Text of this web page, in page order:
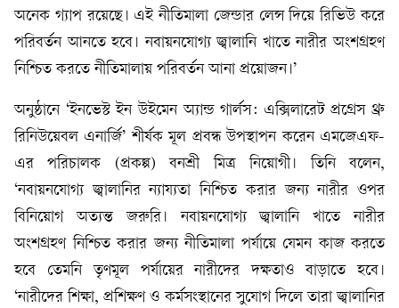
অনেক গ্যাপ রয়েছে। এই নীতিমালা জেন্ডার লেন্স দিয়ে রিভিউ করে
পরিবর্তন আনতে হবে। নবায়নযোগ্য জ্বালানি খাতে নারীর অংশগ্রহণ
নিশ্চিত করতে নীতিমালায় পরিবর্তন আনা প্রয়োজন।’
অনুষ্ঠানে ‘ইনভেস্ট ইন উইমেন অ্যান্ড গার্লস: এক্সিলারেট প্রগ্রেস থ্রু
রিনিউয়েবল এনার্জি’ শীর্ষক মূল প্রবন্ধ উপস্থাপন করেন এমজেএফ-
এর পরিচালক (প্রকল্প) বনশ্রী মিত্র নিয়োগী। তিনি বলেন,
‘নবায়নযোগ্য জ্বালানির ন্যায্যতা নিশ্চিত করার জন্য নারীর ওপর
বিনিয়োগ অত্যন্ত জরুরি। নবায়নযোগ্য জ্বালানি খাতে নারীর
অংশগ্রহণ নিশ্চিত করার জন্য নীতিমালা পর্যায়ে যেমন কাজ করতে
হবে তেমনি তৃণমূল পর্যায়ের নারীদের দক্ষতাও বাড়াতে হবে।
‘নারীদের শিক্ষা, প্রশিক্ষণ ও কর্মসংস্থানের সুযোগ দিলে তারা জ্বালানির